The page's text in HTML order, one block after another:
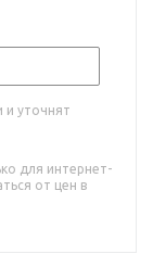
и уточнят
для интернет-
от цен в